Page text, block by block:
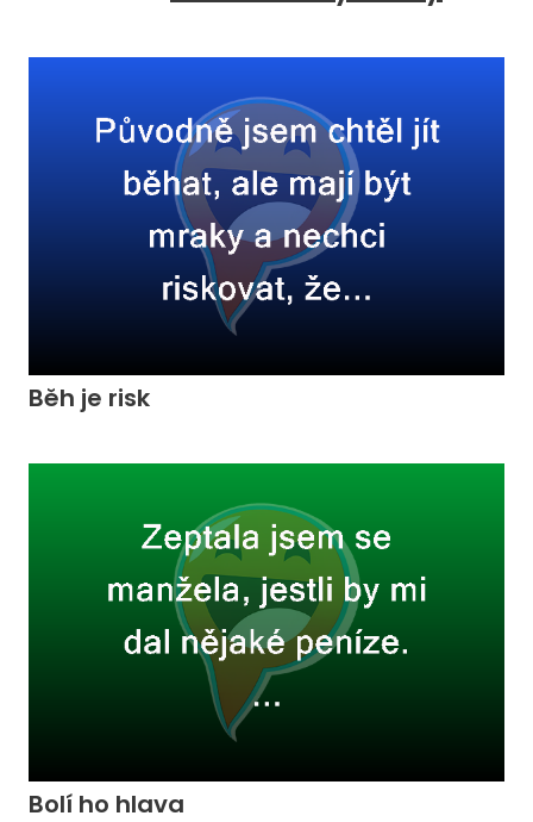
Běh je risk
Bolí ho hlava